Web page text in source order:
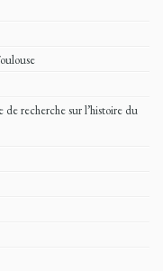
recherche sur l’histoire du